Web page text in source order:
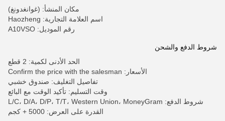
مكان المنشأ: (غوانغدونغ)
اسم العلامة التجارية: Haozheng
رقم الموديل: A10VSO
شروط الدفع والشحن
الحد الأدنى لكمية: 2 قطع
الأسعار: Confirm the price with the salesman
تفاصيل التغليف: صندوق خشبي
وقت التسليم: تأكيد الوقت مع البائع
شروط الدفع: L/C، D/A، D/P، T/T، Western Union، MoneyGram
القدرة على العرض: 5000 + كجم